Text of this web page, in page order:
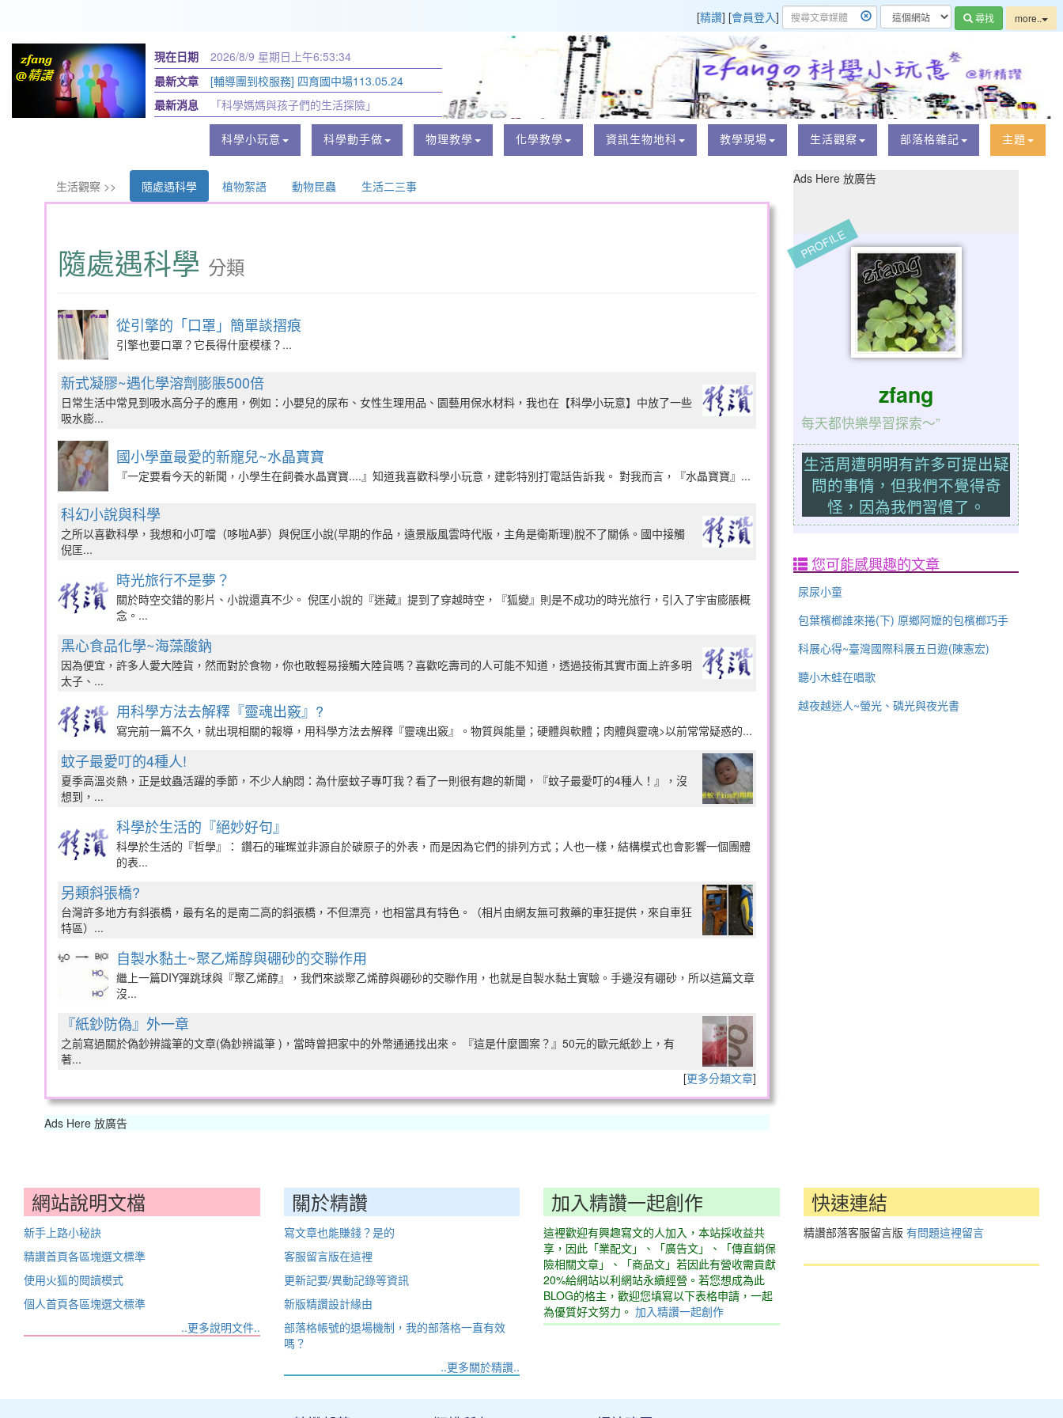
[精讚] [會員登入] 尋找 more..
現在日期 2026/8/9 星期日 上午6:53:34
最新文章
[輔導團到校服務] 四育國中場113.05.24
最新消息
「科學媽媽與孩子們的生活探險」
科學小玩意 科學動手做 物理教學 化學教學 資訊生物地科 教學現場 生活觀察 部落格雜記 主題
生活觀察 >> 隨處遇科學 植物絮語 動物昆蟲 生活二三事
隨處遇科學 分類
從引擎的「口罩」簡單談摺痕
引擎也要口罩？它長得什麼模樣？...
新式凝膠~遇化學溶劑膨脹500倍
日常生活中常見到吸水高分子的應用，例如：小嬰兒的尿布、女性生理用品、園藝用保水材料，我也在【科學小玩意】中放了一些
吸水膨...
國小學童最愛的新寵兒~水晶寶寶
『一定要看今天的新聞，小學生在飼養水晶寶寶....』知道我喜歡科學小玩意，建彰特別打電話告訴我。 對我而言，『水晶寶寶』...
科幻小說與科學
之所以喜歡科學，我想和小叮噹（哆啦A夢）與倪匡小說(早期的作品，遠景版風雲時代版，主角是衛斯理)脫不了關係。國中接觸
倪匡...
時光旅行不是夢？
關於時空交錯的影片、小說還真不少。 倪匡小說的『迷藏』提到了穿越時空，『狐變』則是不成功的時光旅行，引入了宇宙膨脹概
念。...
黑心食品化學~海藻酸鈉
因為便宜，許多人愛大陸貨，然而對於食物，你也敢輕易接觸大陸貨嗎？喜歡吃壽司的人可能不知道，透過技術其實市面上許多明
太子、...
用科學方法去解釋『靈魂出竅』?
寫完前一篇不久，就出現相關的報導，用科學方法去解釋『靈魂出竅』。物質與能量；硬體與軟體；肉體與靈魂>以前常常疑惑的...
蚊子最愛叮的4種人!
夏季高溫炎熱，正是蚊蟲活躍的季節，不少人納悶：為什麼蚊子專叮我？看了一則很有趣的新聞，『蚊子最愛叮的4種人！』，沒
想到，...
科學於生活的『絕妙好句』
科學於生活的『哲學』： 鑽石的璀璨並非源自於碳原子的外表，而是因為它們的排列方式；人也一樣，結構模式也會影響一個團體
的表...
另類斜張橋?
台灣許多地方有斜張橋，最有名的是南二高的斜張橋，不但漂亮，也相當具有特色。（相片由網友無可救藥的車狂提供，來自車狂
特區）...
自製水黏土~聚乙烯醇與硼砂的交聯作用
繼上一篇DIY彈跳球與『聚乙烯醇』，我們來談聚乙烯醇與硼砂的交聯作用，也就是自製水黏土實驗。手邊沒有硼砂，所以這篇文章
沒...
『紙鈔防偽』外一章
之前寫過關於偽鈔辨識筆的文章(偽鈔辨識筆 )，當時曾把家中的外幣通通找出來。 『這是什麼圖案？』50元的歐元紙鈔上，有
著...
[更多分類文章]
Ads Here 放廣告
Ads Here 放廣告
PROFILE
zfang
每天都快樂學習探索～”
生活周遭明明有許多可提出疑
問的事情，但我們不覺得奇
怪，因為我們習慣了。
您可能感興趣的文章
尿尿小童
包葉檳榔誰來捲(下) 原鄉阿嬤的包檳榔巧手
科展心得~臺灣國際科展五日遊(陳憲宏)
聽小木蛙在唱歌
越夜越迷人~螢光、磷光與夜光書
網站說明文檔
新手上路小秘訣
精讚首頁各區塊選文標準
使用火狐的閱讀模式
個人首頁各區塊選文標準
..更多說明文件..
關於精讚
寫文章也能賺錢？是的
客服留言版在這裡
更新記要/異動記錄等資訊
新版精讚設計緣由
部落格帳號的退場機制，我的部落格一直有效
嗎？
..更多關於精讚..
加入精讚一起創作
這裡歡迎有興趣寫文的人加入，本站採收益共
享，因此「業配文」、「廣告文」、「傳直銷保
險相關文章」、「商品文」若因此有營收需貢獻
20%給網站以利網站永續經營。若您想成為此
BLOG的格主，歡迎您填寫以下表格申請，一起
為優質好文努力。 加入精讚一起創作
快速連結
精讚部落客服留言版 有問題這裡留言